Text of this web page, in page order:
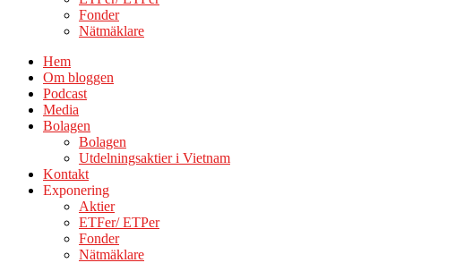
Fonder
Nätmäklare
Hem
Om bloggen
Podcast
Media
Bolagen
Bolagen
Utdelningsaktier i Vietnam
Kontakt
Exponering
Aktier
ETFer/ ETPer
Fonder
Nätmäklare